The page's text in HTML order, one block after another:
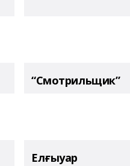
“Смотрильщик”
Елғыуар